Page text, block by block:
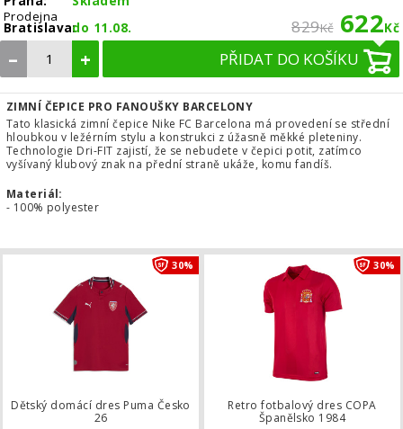
Prodejna
Bratislava:do 11.08. 829Kč 622Kč
– + PŘIDAT DO KOŠÍKU
ZIMNÍ ČEPICE PRO FANOUŠKY BARCELONY
Tato klasická zimní čepice Nike FC Barcelona má provedení se střední
hloubkou v ležérním stylu a konstrukci z úžasně měkké pleteniny.
Technologie Dri-FIT zajistí, že se nebudete v čepici potit, zatímco
vyšívaný klubový znak na přední straně ukáže, komu fandíš.
Materiál:
- 100% polyester
Dětský domácí dres Puma Česko
26
30% Dětský domácí dres Puma Česko 26
Retro fotbalový dres COPA
Španělsko 1984
30%